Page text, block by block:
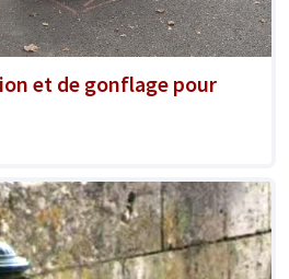
et de gonflage pour